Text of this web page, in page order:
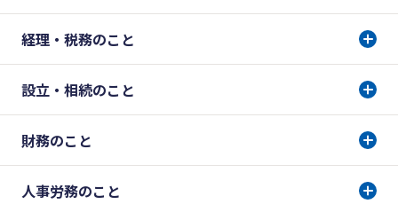
経理・税務のこと
設立・相続のこと
財務のこと
人事労務のこと